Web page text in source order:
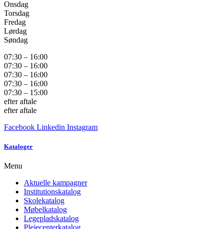
Onsdag
Torsdag
Fredag
Lørdag
Søndag
07:30 – 16:00
07:30 – 16:00
07:30 – 16:00
07:30 – 16:00
07:30 – 15:00
efter aftale
efter aftale
Facebook Linkedin Instagram
Kataloger
Menu
Aktuelle kampagner
Institutionskatalog
Skolekatalog
Møbelkatalog
Legepladskatalog